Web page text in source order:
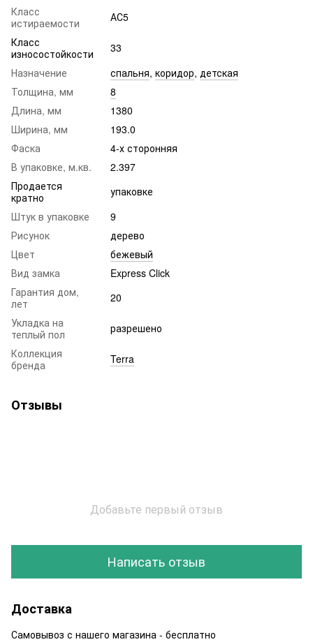
Класс
истираемости
АС5
Класс
износостойкости
33
Назначение
спальня, коридор, детская
Толщина, мм
8
Длина, мм
1380
Ширина, мм
193.0
Фаска
4-х сторонняя
В упаковке, м.кв.
2.397
Продается
кратно
упаковке
Штук в упаковке
9
Рисунок
дерево
Цвет
бежевый
Вид замка
Express Click
Гарантия дом,
лет
20
Укладка на
теплый пол
разрешено
Коллекция
бренда
Terra
Отзывы
Добавьте первый отзыв
Написать отзыв
Доставка
Самовывоз с нашего магазина - бесплатно